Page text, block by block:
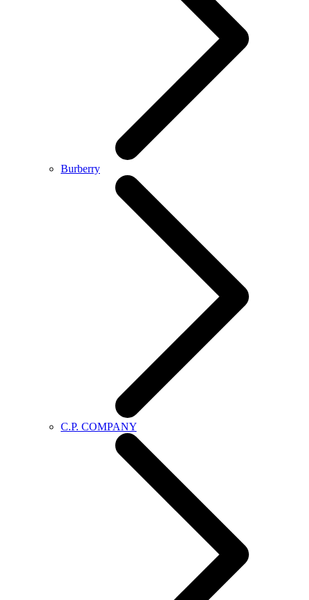
Burberry
C.P. COMPANY